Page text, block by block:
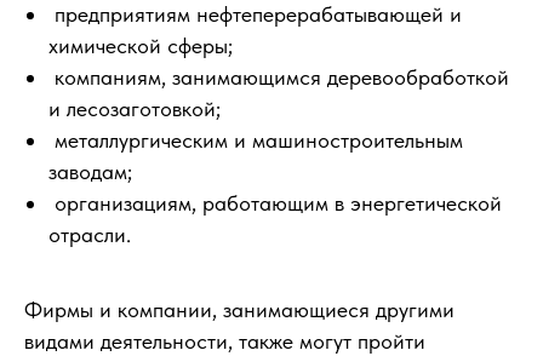
предприятиям нефтеперерабатывающей и
химической сферы;
компаниям, занимающимся деревообработкой
и лесозаготовкой;
металлургическим и машиностроительным
заводам;
организациям, работающим в энергетической
отрасли.
Фирмы и компании, занимающиеся другими
видами деятельности, также могут пройти